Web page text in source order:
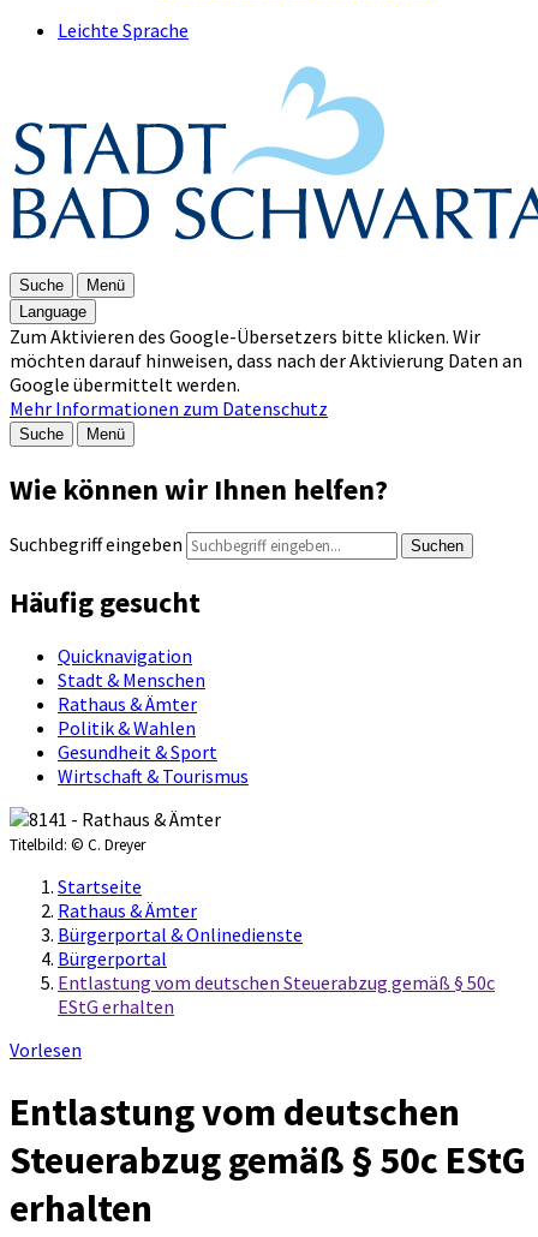
Leichte Sprache
Suche
Menü
Language
Zum Aktivieren des Google-Übersetzers bitte klicken. Wir
möchten darauf hinweisen, dass nach der Aktivierung Daten an
Google übermittelt werden.
Mehr Informationen zum Datenschutz
Suche Menü
Wie können wir Ihnen helfen?
Suchbegriff eingeben Suchen
Häufig gesucht
Quicknavigation
Stadt & Menschen
Rathaus & Ämter
Politik & Wahlen
Gesundheit & Sport
Wirtschaft & Tourismus
Titelbild: © C. Dreyer
Startseite
Rathaus & Ämter
Bürgerportal & Onlinedienste
Bürgerportal
Entlastung vom deutschen Steuerabzug gemäß § 50c
EStG erhalten
Vorlesen
Entlastung vom deutschen
Steuerabzug gemäß § 50c EStG
erhalten